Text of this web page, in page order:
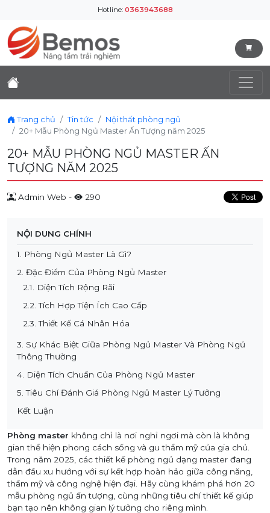
Hotline: 0363943688
Trang chủ Tin tức
Nội thất phòng ngủ
20+ Mẫu Phòng Ngủ Master Ấn Tượng năm 2025
20+ MẪU PHÒNG NGỦ MASTER ẤN
TƯỢNG NĂM 2025
Admin Web - 290
NỘI DUNG CHÍNH
1. Phòng Ngủ Master Là Gì?
2. Đặc Điểm Của Phòng Ngủ Master
2.1. Diện Tích Rộng Rãi
2.2. Tích Hợp Tiện Ích Cao Cấp
2.3. Thiết Kế Cá Nhân Hóa
3. Sự Khác Biệt Giữa Phòng Ngủ Master Và Phòng Ngủ
Thông Thường
4. Diện Tích Chuẩn Của Phòng Ngủ Master
5. Tiêu Chí Đánh Giá Phòng Ngủ Master Lý Tưởng
Kết Luận
Phòng master không chỉ là nơi nghỉ ngơi mà còn là không
gian thể hiện phong cách sống và gu thẩm mỹ của gia chủ.
Trong năm 2025, các thiết kế phòng ngủ dạng master đang
dẫn đầu xu hướng với sự kết hợp hoàn hảo giữa công năng,
thẩm mỹ và công nghệ hiện đại. Hãy cùng khám phá hơn 20
mẫu phòng ngủ ấn tượng, cùng những tiêu chí thiết kế giúp
bạn tạo nên không gian lý tưởng cho riêng mình.